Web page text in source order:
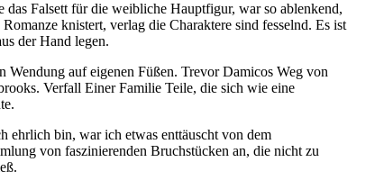
Falsett für die weibliche Hauptfigur, war so ablenkend,
knistert, verlag die Charaktere sind fesselnd. Es ist
der Hand legen.
Wendung auf eigenen Füßen. Trevor Damicos Weg von
Verfall Einer Familie Teile, die sich wie eine
ehrlich bin, war ich etwas enttäuscht von dem
von faszinierenden Bruchstücken an, die nicht zu